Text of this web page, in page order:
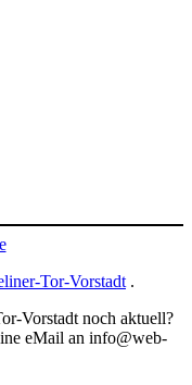
Tor-Vorstadt .
Vorstadt noch aktuell?
eMail an info@web-